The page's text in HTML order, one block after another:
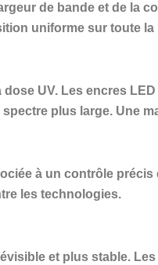
de bande et de la
uniforme sur toute la
UV. Les encres
plus large. Une
à un contrôle précis
les technologies.
et plus stable.